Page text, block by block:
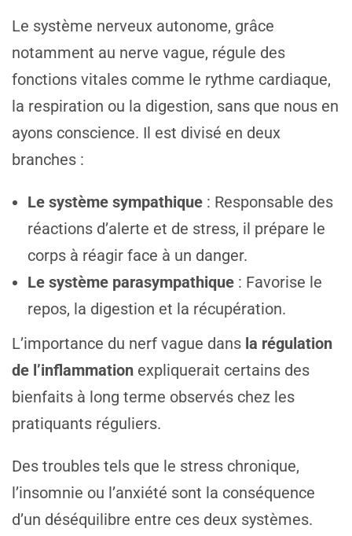
Le système nerveux autonome, grâce
notamment au nerve vague, régule des
fonctions vitales comme le rythme cardiaque,
la respiration ou la digestion, sans que nous en
ayons conscience. Il est divisé en deux
branches :
Le système sympathique : Responsable des
réactions d’alerte et de stress, il prépare le
corps à réagir face à un danger.
Le système parasympathique : Favorise le
repos, la digestion et la récupération.
L’importance du nerf vague dans la régulation
de l’inflammation expliquerait certains des
bienfaits à long terme observés chez les
pratiquants réguliers.
Des troubles tels que le stress chronique,
l’insomnie ou l’anxiété sont la conséquence
d’un déséquilibre entre ces deux systèmes.